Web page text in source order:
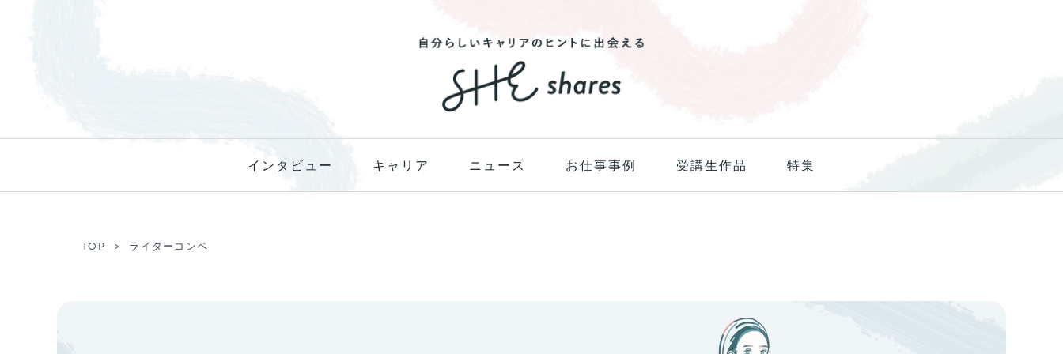
インタビュー キャリア ニュース お仕事事例 受講生作品 特集
TOP ライターコンペ